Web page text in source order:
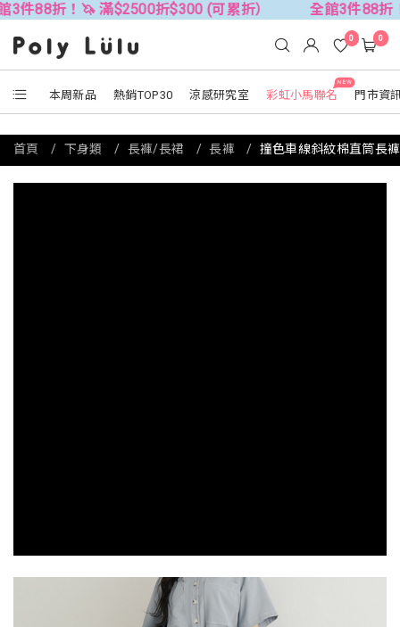
🦄 滿$2500折$300 (可累折） 全館3件88折！🦄 滿
本周新品 熱銷TOP30 涼感研究室
NEW
彩虹小馬聯名 門市資
0 0
首頁 下身類 長褲/長裙 長褲 撞色車線斜紋棉直筒長